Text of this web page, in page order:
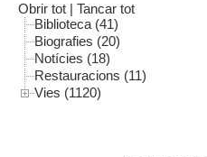
Obrir tot | Tancar tot
Biblioteca (41)
Biografies (20)
Notícies (18)
Restauracions (11)
Vies (1120)